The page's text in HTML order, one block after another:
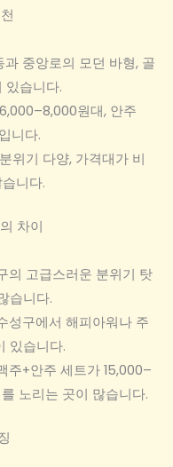
중앙로의 모던 바형, 골
있습니다.
원대, 안주
니다.
위기 다양, 가격대가 비
니다.
차이
의 고급스러운 분위기 탓
습니다.
성구에서 해피아워나 주
있습니다.
주+안주 세트가 15,000–
노리는 곳이 많습니다.